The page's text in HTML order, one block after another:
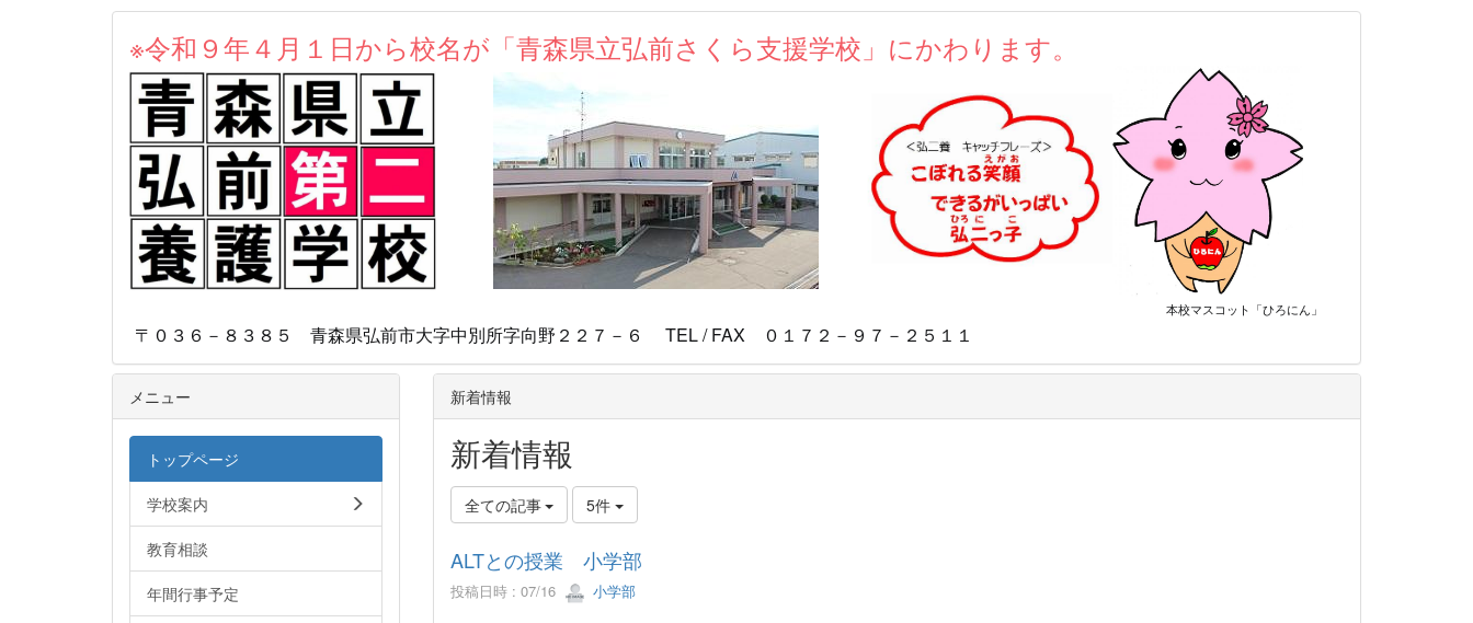
※令和９年４月１日から校名が「青森県立弘前さくら支援学校」にかわります。
本校マスコット 「ひろにん」
〒０３６－８３８５ 青森県弘前市大字中別所字向野２２７－６ TEL / FAX ０１７２－９７－２５１１
新着情報
新着情報
全ての記事 5件
ALTとの授業 小学部
投稿日時 : 07/16 小学部
メニュー
トップページ
学校案内
教育相談
年間行事予定